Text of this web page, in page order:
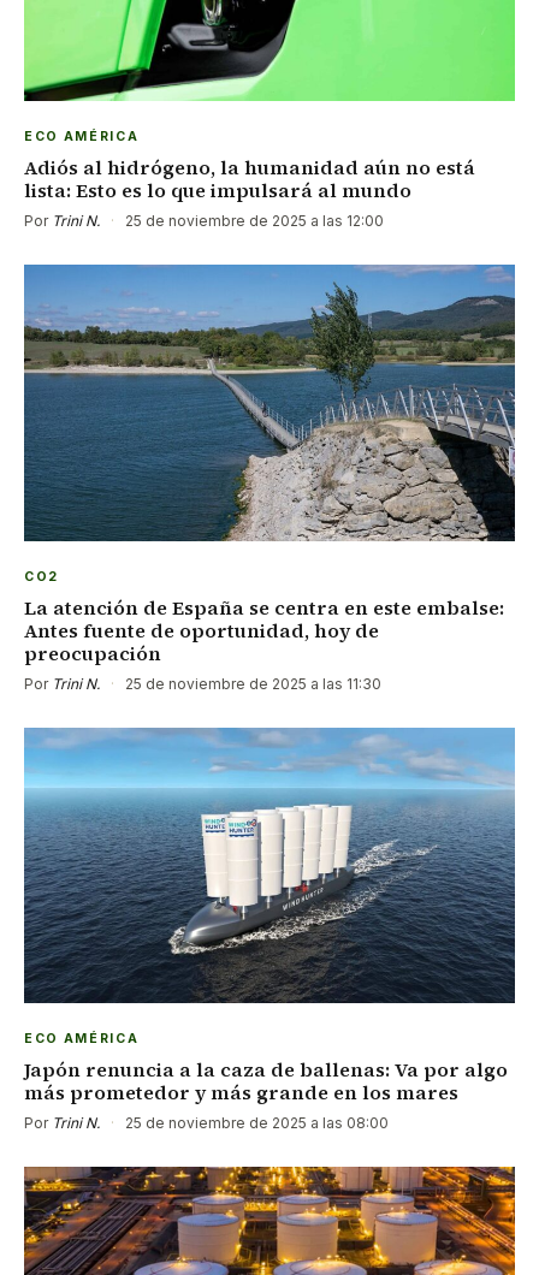
ECO AMÉRICA
Adiós al hidrógeno, la humanidad aún no está
lista: Esto es lo que impulsará al mundo
Por Trini N. · 25 de noviembre de 2025 a las 12:00
CO2
La atención de España se centra en este embalse:
Antes fuente de oportunidad, hoy de
preocupación
Por Trini N. · 25 de noviembre de 2025 a las 11:30
ECO AMÉRICA
Japón renuncia a la caza de ballenas: Va por algo
más prometedor y más grande en los mares
Por Trini N. · 25 de noviembre de 2025 a las 08:00